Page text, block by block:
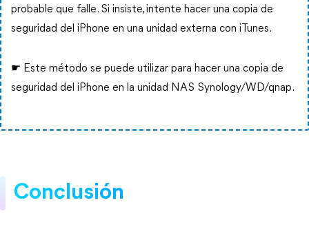
probable que falle. Si insiste, intente hacer una copia de
seguridad del iPhone en una unidad externa con iTunes.
☛ Este método se puede utilizar para hacer una copia de
seguridad del iPhone en la unidad NAS Synology/WD/qnap.
Conclusión